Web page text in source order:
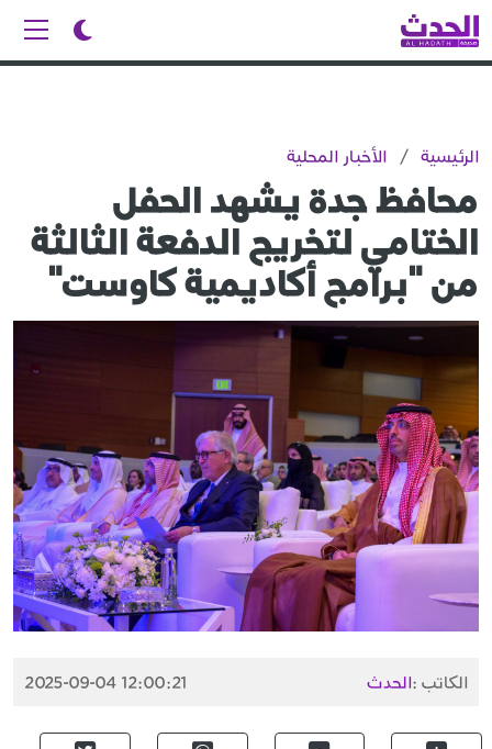
الرئيسية / الأخبار المحلية
محافظ جدة يشهد الحفل
الختامي لتخريج الدفعة الثالثة
من "برامج أكاديمية كاوست"
الكاتب :الحدث 2025-09-04 12:00:21